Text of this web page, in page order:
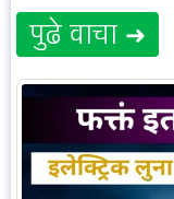
पुढे वाचा ➜